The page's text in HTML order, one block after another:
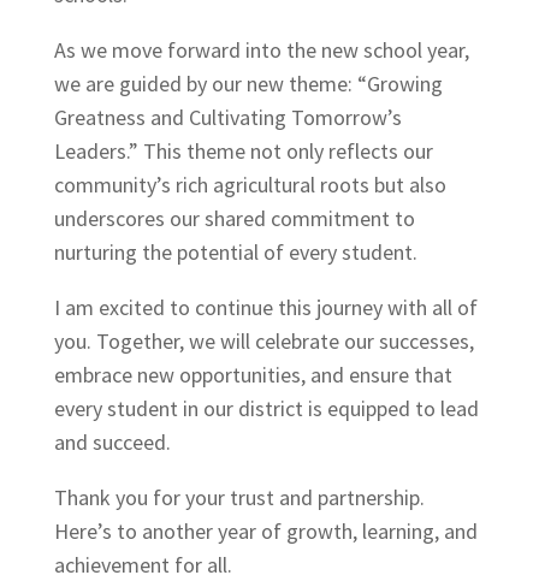
As we move forward into the new school year,
we are guided by our new theme: “Growing
Greatness and Cultivating Tomorrow’s
Leaders.” This theme not only reflects our
community’s rich agricultural roots but also
underscores our shared commitment to
nurturing the potential of every student.
I am excited to continue this journey with all of
you. Together, we will celebrate our successes,
embrace new opportunities, and ensure that
every student in our district is equipped to lead
and succeed.
Thank you for your trust and partnership.
Here’s to another year of growth, learning, and
achievement for all.